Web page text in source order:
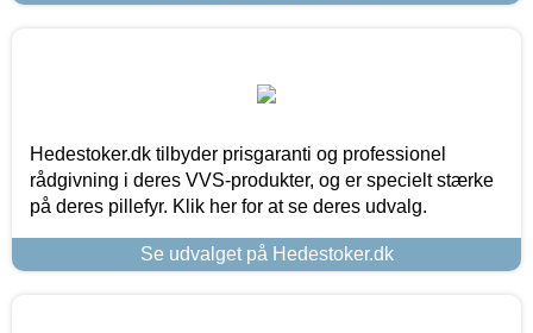
Hedestoker.dk tilbyder prisgaranti og professionel
rådgivning i deres VVS-produkter, og er specielt stærke
på deres pillefyr. Klik her for at se deres udvalg.
Se udvalget på Hedestoker.dk